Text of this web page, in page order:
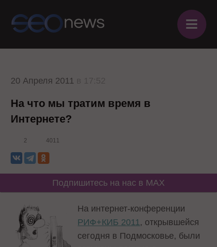
≡
20 Апреля 2011
На что мы тратим время в
Интернете?
2 4011
Подпишитесь на нас в MAX
На интернет-конференции
РИФ+КИБ 2011, открывшейся
сегодня в Подмосковье, были